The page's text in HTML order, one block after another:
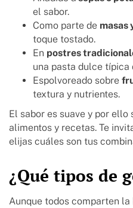
el sabor.
Como parte de masas
toque tostado.
En postres
una pasta dulce típica
Espolvoreado sobre
textura y nutrientes.
El sabor es suave y por
alimentos y recetas. Te
elijas cuáles son tus
¿Qué tipos de
Aunque todos comparten